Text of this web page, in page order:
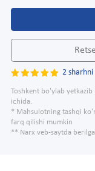
2 sharhni
Toshkent bo'ylab
ichida.
* Mahsulotning tashqi
farq qilishi mumkin
** Narx veb-saytda